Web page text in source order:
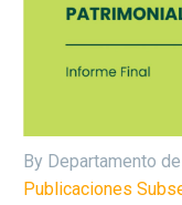
By Departamento
Publicaciones